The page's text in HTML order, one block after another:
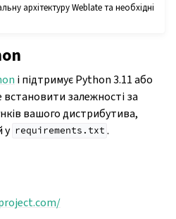
архітектуру Weblate та необхідні
і підтримує Python 3.11 або
залежності за
вашого дистрибутива,
у requirements.txt .